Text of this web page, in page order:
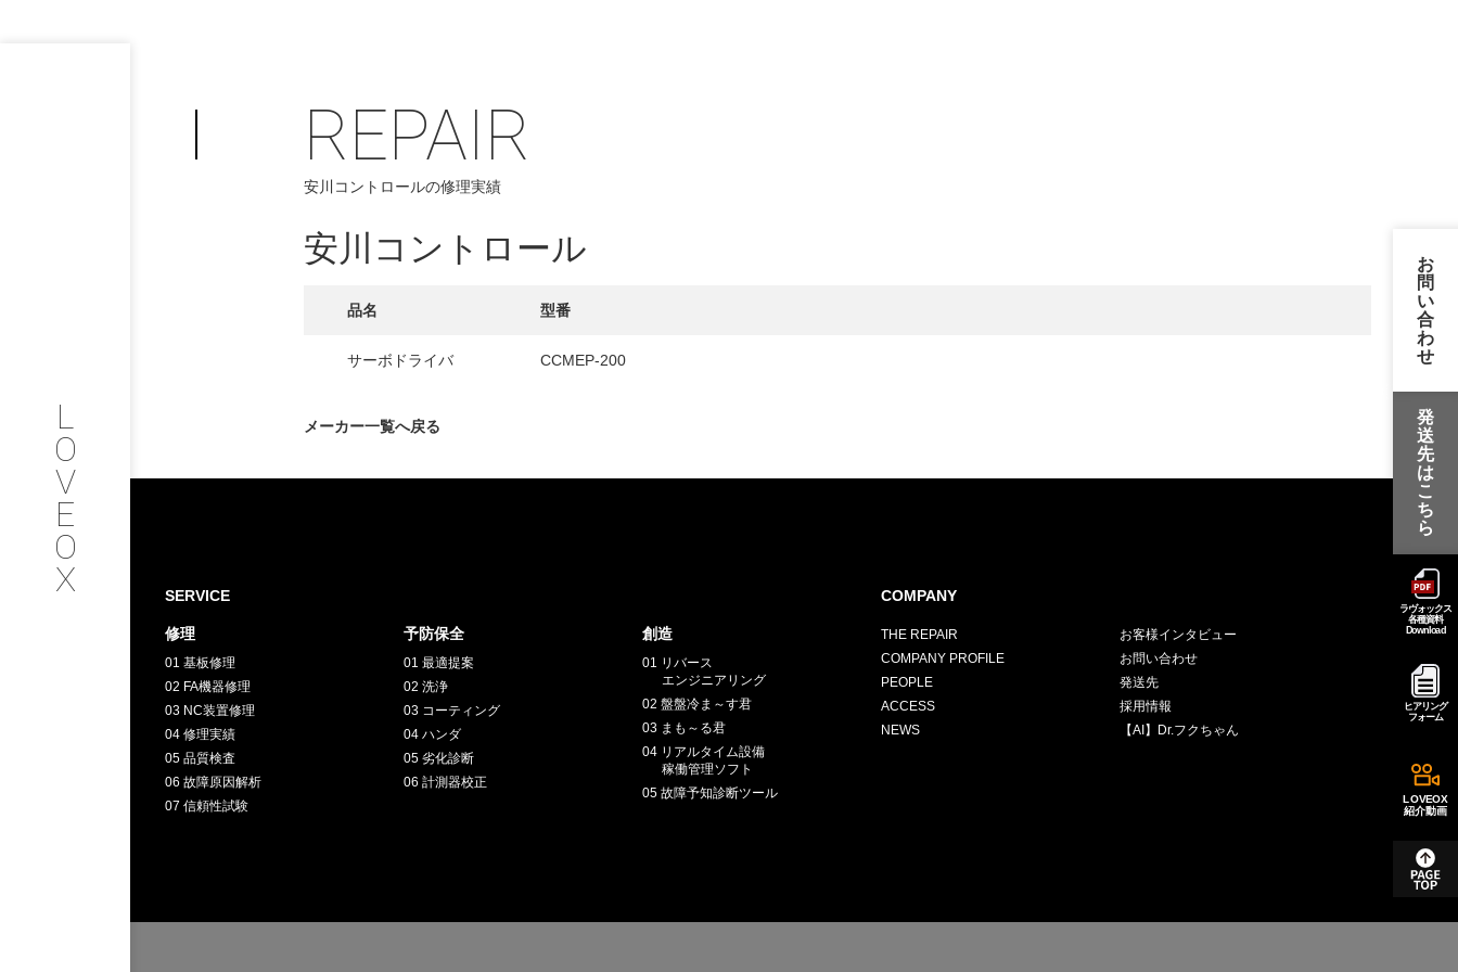
L
O
V
E
O
X
PHILOSOPHY
フィロソフィー
COMPANY
PROFILE
SERVICE
INTERVIEW
お客様インタビュー
RECRUIT
採用情報
CHALLENGE
お問い合わせ / 発送先
お
問
い
合
わ
せ
発
送
先
は
こ
ち
ら
ラヴォックス
各種資料
Download
ヒアリング
フォーム
LOVEOX
紹介動画
REPAIR
安川コントロールの修理実績
安川コントロール
品名 型番
サーボドライバ CCMEP-200
メーカー一覧へ戻る
SERVICE
修理
01 基板修理
02 FA機器修理
03 NC装置修理
04 修理実績
05 品質検査
06 故障原因解析
07 信頼性試験
予防保全
01 最適提案
02 洗浄
03 コーティング
04 ハンダ
05 劣化診断
06 計測器校正
創造
01 リバース
エンジニアリング
02 盤盤冷ま～す君
03 まも～る君
04 リアルタイム設備
稼働管理ソフト
05 故障予知診断ツール
COMPANY
THE REPAIR
COMPANY PROFILE
PEOPLE
ACCESS
NEWS
お客様インタビュー
お問い合わせ
発送先
採用情報
【AI】Dr.フクちゃん